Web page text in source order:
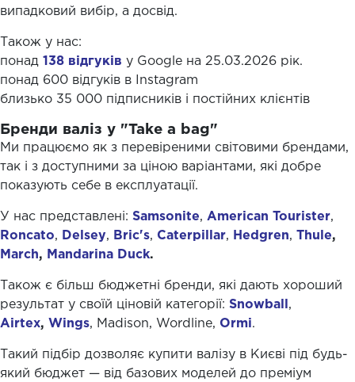
випадковий вибір, а досвід.
Також у нас:
понад 138 відгуків у Google на 25.03.2026 рік.
понад 600 відгуків в Instagram
близько 35 000 підписників і постійних клієнтів
Бренди валіз у "Take a bag"
Ми працюємо як з перевіреними світовими брендами,
так і з доступними за ціною варіантами, які добре
показують себе в експлуатації.
У нас представлені: Samsonite, American Tourister,
Roncato, Delsey, Bric's, Caterpillar, Hedgren, Thule,
March, Mandarina Duck.
Також є більш бюджетні бренди, які дають хороший
результат у своїй ціновій категорії: Snowball ,
Airtex, Wings, Madison, Wordline, Ormi.
Такий підбір дозволяє купити валізу в Києві під будь-
який бюджет — від базових моделей до преміум